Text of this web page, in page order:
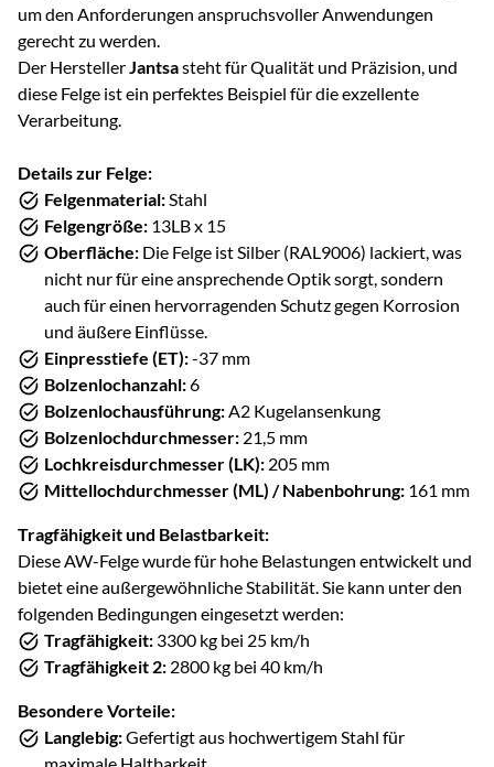
um den Anforderungen anspruchsvoller Anwendungen
gerecht zu werden.
Der HerstellerJantsasteht für Qualität und Präzision, und
diese Felge ist ein perfektes Beispiel für die exzellente
Verarbeitung.
Details zur Felge:
Felgenmaterial:Stahl
Felgengröße: 13LB x 15
Oberfläche: Die Felge ist Silber (RAL9006) lackiert, was
nicht nur für eine ansprechende Optik sorgt, sondern
auch für einen hervorragenden Schutz gegen Korrosion
und äußere Einflüsse.
Einpresstiefe (ET):-37 mm
Bolzenlochanzahl:6
Bolzenlochausführung:A2 Kugelansenkung
Bolzenlochdurchmesser: 21,5 mm
Lochkreisdurchmesser (LK): 205 mm
Mittellochdurchmesser (ML) / Nabenbohrung: 161 mm
Tragfähigkeit und Belastbarkeit:
Diese AW-Felge wurde für hohe Belastungen entwickelt und
bietet eine außergewöhnliche Stabilität. Sie kann unter den
folgenden Bedingungen eingesetzt werden:
Tragfähigkeit: 3300 kg bei 25 km/h
Tragfähigkeit 2: 2800 kg bei 40 km/h
Besondere Vorteile:
Langlebig:Gefertigt aus hochwertigem Stahl für